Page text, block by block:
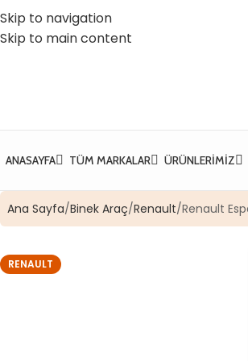
Skip to navigation
Skip to main content
Vatan Mh. Kızılcık Sk. No:37 Yıldırım / Bursa
ANASAYFA TÜM MARKALAR ÜRÜNLERIMIZ
Ana Sayfa Binek Araç Renault Renault
RENAULT